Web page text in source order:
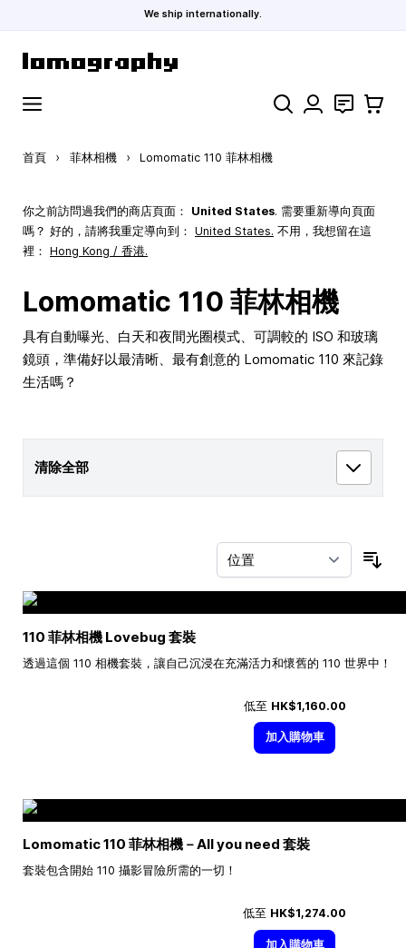
We ship internationally.
搜索 聯絡 購物車
首頁 › 菲林相機 › Lomomatic 110 菲林相機
你之前訪問過我們的商店頁面： United States. 需要重新導向頁面
嗎？ 好的，請將我重定導向到： United States. 不用，我想留在這
裡： Hong Kong / 香港.
Lomomatic 110 菲林相機
具有自動曝光、白天和夜間光圈模式、可調較的 ISO 和玻璃
鏡頭，準備好以最清晰、最有創意的 Lomomatic 110 來記錄
生活嗎？
清除全部
110 菲林相機 Lovebug 套裝
透過這個 110 相機套裝，讓自己沉浸在充滿活力和懷舊的 110 世界中！
低至 HK$1,160.00
加入購物車
Lomomatic 110 菲林相機－All you need 套裝
套裝包含開始 110 攝影冒險所需的一切！
低至 HK$1,274.00
加入購物車